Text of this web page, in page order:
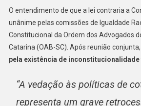
O entendimento de que a lei contraria a
unânime pelas comissões de Igualdade
Constitucional da Ordem dos Advogados
Catarina (OAB-SC). Após reunião
pela existência de
“A vedação às políticas de
representa um grave